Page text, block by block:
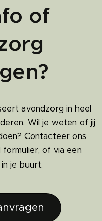
of
avondzorg in heel
Wil je weten of jij
Contacteer ons
of via een
in je buurt.